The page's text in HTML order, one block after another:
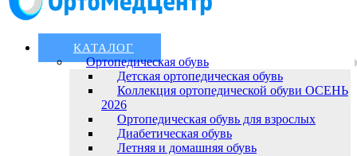
КАТАЛОГ
Ортопедическая обувь
Детская ортопедическая обувь
Коллекция ортопедической обуви ОСЕНЬ
2026
Ортопедическая обувь для взрослых
Диабетическая обувь
Летняя и домашняя обувь